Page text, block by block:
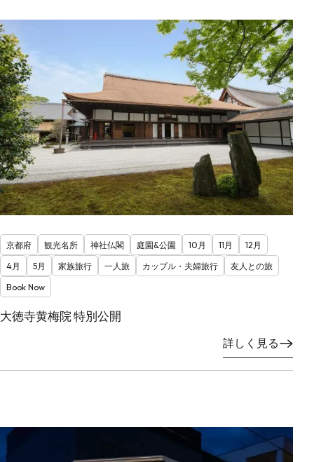
京都府 観光名所 神社仏閣 庭園&公園 10月 11月
12月
4月
5月 家族旅行 一人旅 カップル・夫婦旅行
友人との旅
Book Now
大徳寺黄梅院 特別公開
詳しく見る